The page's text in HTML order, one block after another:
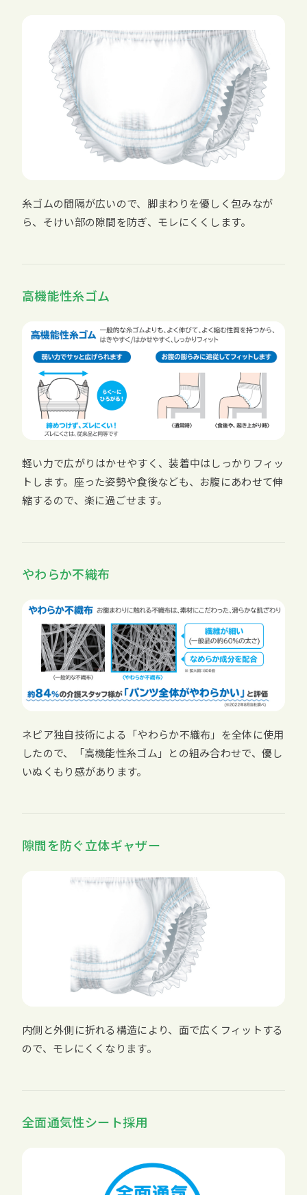
糸ゴムの間隔が広いので、脚まわりを優しく包みなが
ら、そけい部の隙間を防ぎ、モレにくくします。
高機能性糸ゴム
軽い力で広がりはかせやすく、装着中はしっかりフィッ
トします。座った姿勢や食後なども、お腹にあわせて伸
縮するので、楽に過ごせます。
やわらか不織布
ネピア独自技術による「やわらか不織布」を全体に使用
したので、「高機能性糸ゴム」との組み合わせで、優し
いぬくもり感があります。
隙間を防ぐ立体ギャザー
内側と外側に折れる構造により、面で広くフィットする
ので、モレにくくなります。
全面通気性シート採用